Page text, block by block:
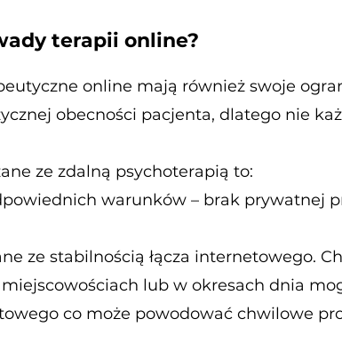
terapii online?
online mają również swoje
obecności pacjenta, dlatego nie
ze zdalną psychoterapią to:
warunków – brak prywatnej
ze stabilnością łącza internetowego.
lub w okresach dnia
co może powodować chwilowe